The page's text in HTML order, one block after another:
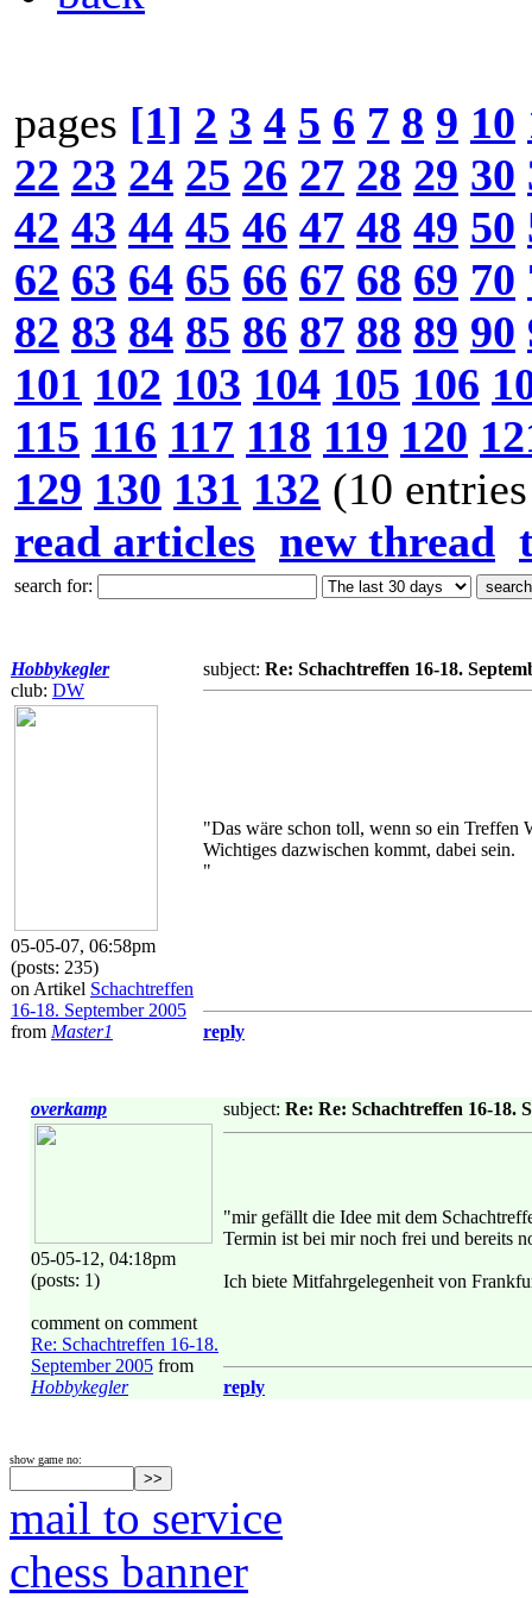
pages [1] 2 3 4 5 6 7 8 9 10
22 23 24 25 26 27 28 29 30
42 43 44 45 46 47 48 49 50
62 63 64 65 66 67 68 69 70
82 83 84 85 86 87 88 89 90
101 102 103 104 105 106
115 116 117 118 119 120
129 130 131 132 (10
read articles new thread
search for:
Hobbykegler
club: DW
05-05-07, 06:58pm
(posts: 235)
on Artikel Schachtreffen
16-18. September 2005
from Master1
subject: Re: Schachtreffen 16-18.
"Das wäre schon toll, wenn so ein
Wichtiges dazwischen kommt, dabei sein.
"
reply
overkamp
05-05-12, 04:18pm
(posts: 1)
comment on comment
Re: Schachtreffen 16-18.
September 2005 from
Hobbykegler
subject: Re: Re: Schachtreffen 16-18.
"mir gefällt die Idee mit dem
Termin ist bei mir noch frei und bereits
Ich biete Mitfahrgelegenheit von
reply
show game no:
mail to service
chess banner